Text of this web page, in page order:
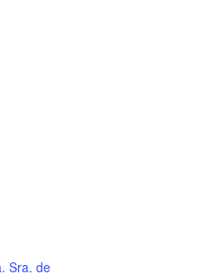
Sra. de